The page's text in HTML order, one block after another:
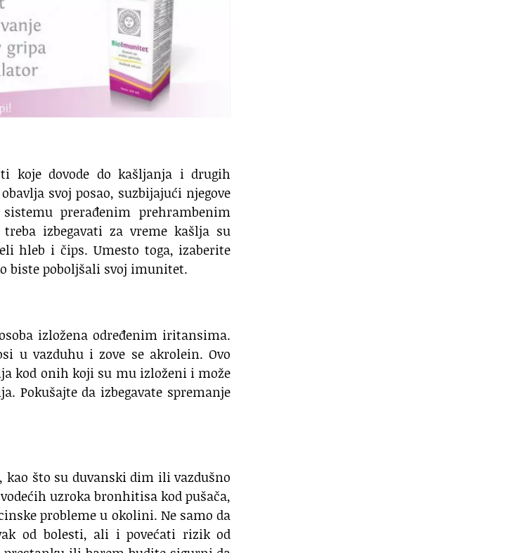
koje dovode do kašljanja i drugih
svoj posao, suzbijajući njegove
prerađenim prehrambenim
izbegavati za vreme kašlja su
hleb i čips. Umesto toga, izaberite
biste poboljšali svoj imunitet.
izložena određenim iritansima.
u vazduhu i zove se akrolein. Ovo
kod onih koji su mu izloženi i može
Pokušajte da izbegavate spremanje
što su duvanski dim ili vazdušno
uzroka bronhitisa kod pušača,
probleme u okolini. Ne samo da
od bolesti, ali i povećati rizik od